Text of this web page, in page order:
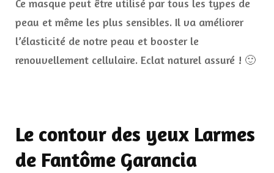
Ce masque peut être utilisé par tous les types de
peau et même les plus sensibles. Il va améliorer
l’élasticité de notre peau et booster le
renouvellement cellulaire. Eclat naturel assuré ! 🙂
Le contour des yeux Larmes
de Fantôme Garancia